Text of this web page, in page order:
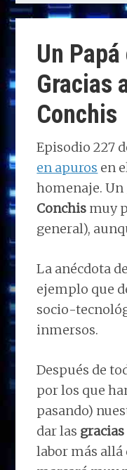
Un
Gracias
Conchis
Episodio 227
en apuros en
homenaje. Un
Conchis muy
general),
La anécdota
ejemplo que
socio-
inmersos.
Después de
por los que
pasando)
dar las
labor más allá